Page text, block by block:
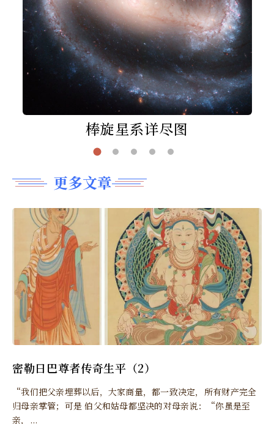
棒旋星系详尽图
更多文章
密勒日巴尊者传奇生平（2）
“我们把父亲埋葬以后，大家商量，都一致决定，所有财产完全
归母亲掌管；可是 伯父和姑母都坚决的对母亲说：“你虽是至
亲，...